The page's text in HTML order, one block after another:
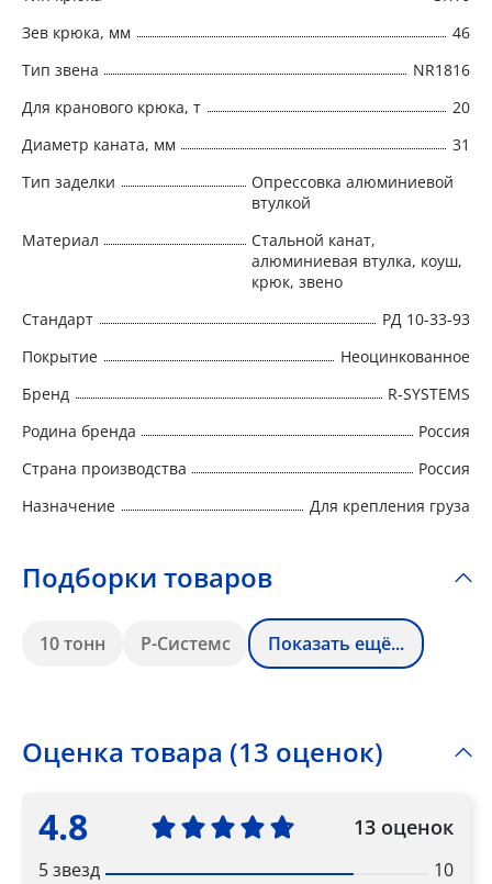
Зев крюка, мм
46
Тип звена
NR1816
Для кранового крюка, т
20
Диаметр каната, мм
31
Тип заделки
Опрессовка алюминиевой
втулкой
Материал
Стальной канат,
алюминиевая втулка, коуш,
крюк, звено
Стандарт
РД 10-33-93
Покрытие
Неоцинкованное
Бренд
R-SYSTEMS
Родина бренда
Россия
Страна производства
Россия
Назначение
Для крепления груза
Подборки товаров
10 тонн Р-Системс Показать ещё...
Оценка товара (13 оценок)
4.8 13 оценок
5 звезд
10